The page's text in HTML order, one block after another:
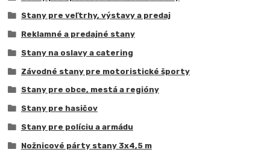
Stany pre veľtrhy, výstavy a predaj
Reklamné a predajné stany
Stany na oslavy a catering
Závodné stany pre motoristické športy
Stany pre obce, mestá a regióny
Stany pre hasičov
Stany pre políciu a armádu
Nožnicové párty stany 3x4,5 m